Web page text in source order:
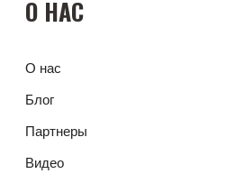
О НАС
О нас
Блог
Партнеры
Видео